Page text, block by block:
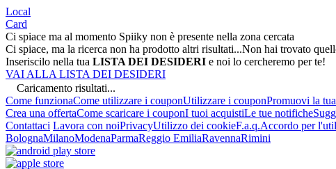
Local
Card
Ci spiace ma al momento Spiiky non è presente nella zona cercata
Ci spiace, ma la ricerca non ha prodotto altri risultati...Non hai trovato
Inseriscilo nella tua LISTA DEI DESIDERI e noi lo cercheremo per te!
VAI ALLA LISTA DEI DESIDERI
Caricamento risultati...
Come funzionaCome utilizzare i couponUtilizzare i couponPromuovi la
Crea una offertaCome scaricare i couponI tuoi acquistiLe tue notifiche
Contattaci Lavora con noiPrivacyUtilizzo dei cookieF.a.q.Accordo per
BolognaMilanoModenaParmaReggio EmiliaRavennaRimini